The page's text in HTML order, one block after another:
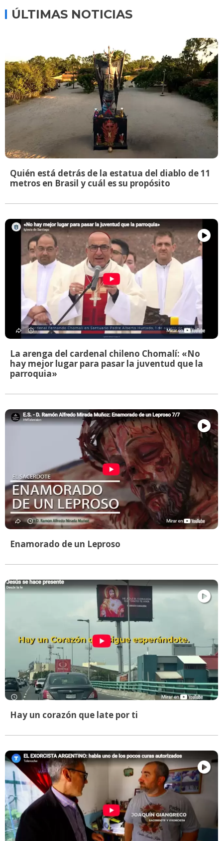
ÚLTIMAS NOTICIAS
Quién está detrás de la estatua del diablo de 11
metros en Brasil y cuál es su propósito
La arenga del cardenal chileno Chomalí: «No
hay mejor lugar para pasar la juventud que la
parroquia»
Enamorado de un Leproso
Hay un corazón que late por ti